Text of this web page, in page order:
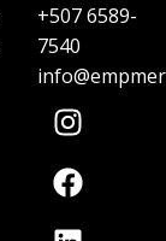
+507 6589-
7540